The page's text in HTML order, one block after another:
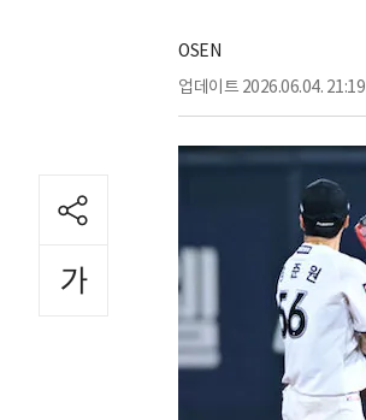
OSEN
업데이트 2026.06.04. 21:19